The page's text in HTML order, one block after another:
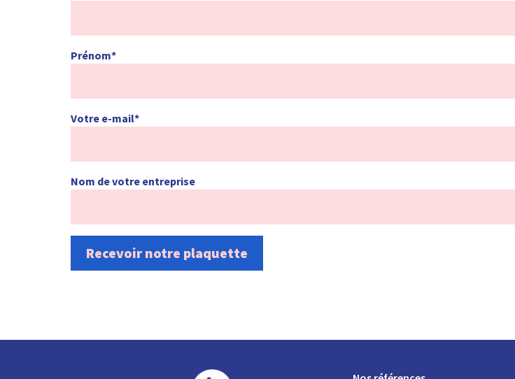
Prénom*
Votre e-mail*
Nom de votre entreprise
Recevoir notre plaquette